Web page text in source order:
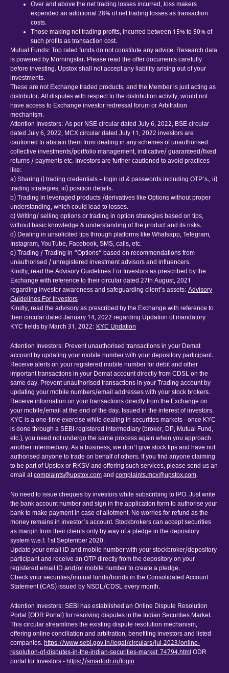
Over and above the net trading losses incurred, loss makers
expended an additional 28% of net trading losses as transaction
costs.
Those making net trading profits, incurred between 15% to 50% of
such profits as transaction cost.
Mutual Funds: Top rated funds do not constitute any advice. Research data
is powered by Morningstar. Please read the offer documents carefully
before investing. Upstox shall not accept any liability arising out of your
investments.
These are not Exchange traded products, and the Member is just acting as
distributor. All disputes with respect to the distribution activity, would not
have access to Exchange investor redressal forum or Arbitration
mechanism.
Attention Investors: As per NSE circular dated July 6, 2022, BSE circular
dated July 6, 2022, MCX circular dated July 11, 2022 investors are
cautioned to abstain them from dealing in any schemes of unauthorised
collective investments/portfolio management, indicative/ guaranteed/fixed
returns / payments etc. Investors are further cautioned to avoid practices
like:
a) Sharing i) trading credentials – login id & passwords including OTP’s., ii)
trading strategies, iii) position details.
b) Trading in leveraged products /derivatives like Options without proper
understanding, which could lead to losses.
c) Writing/ selling options or trading in option strategies based on tips,
without basic knowledge & understanding of the product and its risks.
d) Dealing in unsolicited tips through platforms like Whatsapp, Telegram,
Instagram, YouTube, Facebook, SMS, calls, etc.
e) Trading / Trading in “Options” based on recommendations from
unauthorised / unregistered investment advisors and influencers.
Kindly, read the Advisory Guidelines For Investors as prescribed by the
Exchange with reference to their circular dated 27th August, 2021
regarding investor awareness and safeguarding client’s assets: Advisory
Guidelines For Investors
Kindly, read the advisory as prescribed by the Exchange with reference to
their circular dated January 14, 2022 regarding Updation of mandatory
KYC fields by March 31, 2022: KYC Updation
Attention Investors: Prevent unauthorised transactions in your Demat
account by updating your mobile number with your depository participant.
Receive alerts on your registered mobile number for debit and other
important transactions in your Demat account directly from CDSL on the
same day. Prevent unauthorised transactions in your Trading account by
updating your mobile numbers/email addresses with your stock brokers.
Receive information on your transactions directly from the Exchange on
your mobile/email at the end of the day. Issued in the interest of investors.
KYC is a one-time exercise while dealing in securities markets - once KYC
is done through a SEBI-registered intermediary (broker, DP, Mutual Fund,
etc.), you need not undergo the same process again when you approach
another intermediary. As a business, we don’t give stock tips and have not
authorised anyone to trade on behalf of others. If you find anyone claiming
to be part of Upstox or RKSV and offering such services, please send us an
email atcomplaints@upstox.comand complaints.mcx@upstox.com.
No need to issue cheques by investors while subscribing to IPO. Just write
the bank account number and sign in the application form to authorise your
bank to make payment in case of allotment. No worries for refund as the
money remains in investor’s account. Stockbrokers can accept securities
as margin from their clients only by way of a pledge in the depository
system w.e.f. 1st September 2020.
Update your email ID and mobile number with your stockbroker/depository
participant and receive an OTP directly from the depository on your
registered email ID and/or mobile number to create a pledge.
Check your securities/mutual funds/bonds in the Consolidated Account
Statement (CAS) issued by NSDL/CDSL every month.
Attention Investors: SEBI has established an Online Dispute Resolution
Portal (ODR Portal) for resolving disputes in the Indian Securities Market.
This circular streamlines the existing dispute resolution mechanism,
offering online conciliation and arbitration, benefiting investors and listed
companies.https://www.sebi.gov.in/legal/circulars/jul-2023/online-
resolution-of-disputes-in-the-indian-securities-market_74794.html ODR
portal for Investors -https://smartodr.in/login